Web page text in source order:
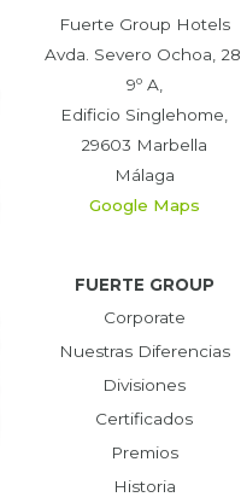
Fuerte Group Hotels
Avda. Severo Ochoa, 28,
9º A,
Edificio Singlehome,
29603 Marbella
Málaga
Google Maps
FUERTE GROUP
Corporate
Nuestras Diferencias
Divisiones
Certificados
Premios
Historia